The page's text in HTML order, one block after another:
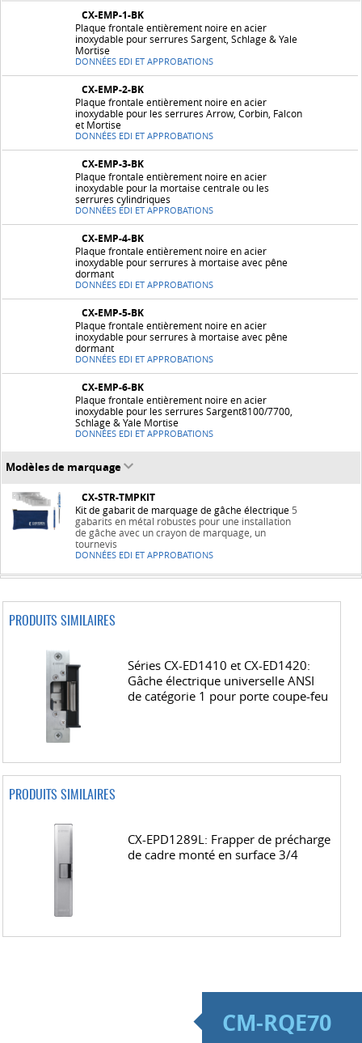
CX-EMP-1-BK
Plaque frontale entièrement noire en acier
inoxydable pour serrures Sargent, Schlage & Yale
Mortise
DONNÉES EDI ET APPROBATIONS
CX-EMP-2-BK
Plaque frontale entièrement noire en acier
inoxydable pour les serrures Arrow, Corbin, Falcon
et Mortise
DONNÉES EDI ET APPROBATIONS
CX-EMP-3-BK
Plaque frontale entièrement noire en acier
inoxydable pour la mortaise centrale ou les
serrures cylindriques
DONNÉES EDI ET APPROBATIONS
CX-EMP-4-BK
Plaque frontale entièrement noire en acier
inoxydable pour serrures à mortaise avec pêne
dormant
DONNÉES EDI ET APPROBATIONS
CX-EMP-5-BK
Plaque frontale entièrement noire en acier
inoxydable pour serrures à mortaise avec pêne
dormant
DONNÉES EDI ET APPROBATIONS
CX-EMP-6-BK
Plaque frontale entièrement noire en acier
inoxydable pour les serrures Sargent8100/7700,
Schlage & Yale Mortise
DONNÉES EDI ET APPROBATIONS
Modèles de marquage
CX-STR-TMPKIT
Kit de gabarit de marquage de gâche électrique 5
gabarits en métal robustes pour une installation
de gâche avec un crayon de marquage, un
tournevis
DONNÉES EDI ET APPROBATIONS
PRODUITS SIMILAIRES
Séries CX-ED1410 et CX-ED1420:
Gâche électrique universelle ANSI
de catégorie 1 pour porte coupe-feu
PRODUITS SIMILAIRES
CX-EPD1289L: Frapper de précharge
de cadre monté en surface 3/4
CM-RQE70